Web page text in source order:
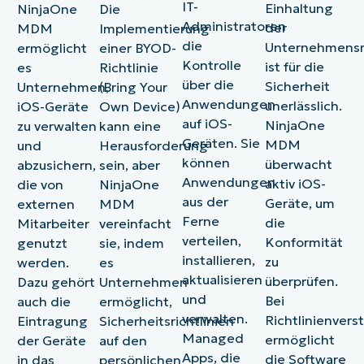
nahtlose
Integration
in
Unternehmensumgebung.
manuelle
Fehler.
vereinfachte
Verwaltung
des
App-
Lebenszyklus
sicherzustellen.
senken
und
die
Verwaltung
aller
Geräte
zu
vereinfachen.
Registrierung
beschleunigen
Richtlinien
im
großen
Maßstab
durchsetzen.
eine
genaue
und
aktuelle
Bestandsaufnahme
ein
besseres
Risikomanagement
sicherstellen.
die
von
Richtlinien
zu
und
zu
schützen.
NinjaOne
MDM
ermöglicht
es
Unternehmen,
iOS-Geräte
zu verwalten
und
abzusichern,
die von
externen
Mitarbeiter
genutzt
werden.
Dazu gehört
auch die
Eintragung
der Geräte
in das
Die
Implementierung
einer BYOD-
Richtlinie
(Bring Your
Own Device)
kann eine
Herausforderung
sein, aber
NinjaOne
MDM
vereinfacht
sie, indem
es
Unternehmen
ermöglicht,
Sicherheitsrichtlinien
auf den
persönlichen
IT-
Administratoren
die
Kontrolle
über die
Anwendungen
auf iOS-
Geräten. Sie
können
Anwendungen
aus der
Ferne
verteilen,
installieren,
aktualisieren
und
verwalten.
Managed
Apps, die
Einhaltung
der
ist für die
Sicherheit
unerlässlich.
NinjaOne
MDM
überwacht
aktiv iOS-
Geräte, um
die
Konformität
zu
überprüfen.
Bei
ermöglicht
die Software